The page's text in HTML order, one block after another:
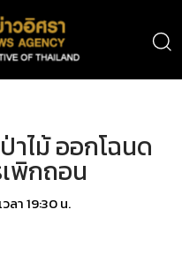
าไม้ ออกโฉนด
พิกถอน
ลา 19:30 น.